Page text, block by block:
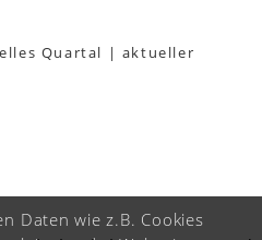
Quartal | aktueller
Daten wie z.B. Cookies